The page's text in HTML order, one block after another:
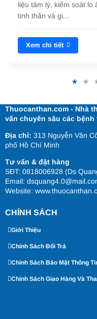
stress kéo dài ảnh
hiệu, nguyên nhân và
Xem chi tiết
Thuocanthan.com - Nhà
vấn chuyên sâu các bệnh
Địa chỉ: 313 Nguyễn Văn
phố Hồ Chí Minh
Tư vấn & đặt hàng
SĐT: 0818006928 (Ds
Email:
Website:
CHÍNH SÁCH
Giới Thiệu
Chính Sách Đổi Trả
Chính Sách Bảo Mật Thông
Chính Sách Giao Hàng Và